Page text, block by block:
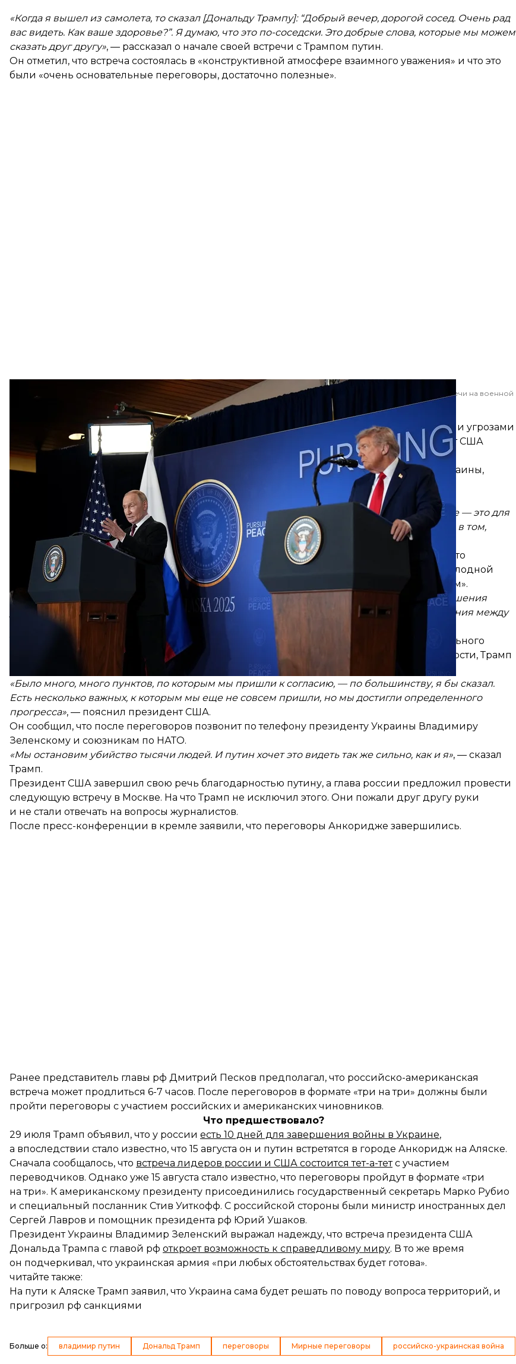
«Когда я вышел из самолета, то сказал [Дональду Трампу]: “Добрый вечер, дорогой сосед. Очень рад
вас видеть. Как ваше здоровье?”. Я думаю, что это по-соседски. Это добрые слова, которые мы можем
сказать друг другу», — рассказал о начале своей встречи с Трампом путин.
Он отметил, что встреча состоялась в «конструктивной атмосфере взаимного уважения» и что это
были «очень основательные переговоры, достаточно полезные».
Глава рф владимир путин и президент США Дональд Трамп проводят совместную пресс-конференцию после встречи на военной
базе Эльмендорф — Ричардсон, 15 августа 2025 года
Andrew Harnik / Getty Images
путин продолжил настаивать, что «проблемы с Украиной» связаны с «фундаментальными угрозами
безопасности россии». Но, по словам главы рф, администрация Трампа и сам президент США
пытаются понять «суть этого конфликта».
Глава рф согласился с президентом США, что должна быть обеспечена безопасность Украины,
и рассказал, что россия считает украинский народ «братским» и якобы заинтересована
в прекращении войны.
«Как бы странно это ни звучало при этих условиях. У нас одни корни, и все происходящее — это для
нас трагедия. И страшно рано. Поэтому страна (россия — ред.) искренне заинтересована в том,
чтобы положить этому конец»
, — заявил путин.
Он приветствовал восстановление коммуникации между рф и США, выразив мнение, что
двусторонние отношения между странами «упали до самой низкой точки со времен Холодной
войны». По его словам, такая ситуация «не идет на пользу обеим странам и миру в целом».
«Я ожидаю, что сегодняшние договоренности станут отправной точкой не только для решения
украинского вопроса, но и помогут нам возобновить деловые и прагматические отношения между
россией и США»
, — сказал путин.
Трамп со своей стороны подчеркнул, что он с путиным «достиг действительно значительного
прогресса», хотя и признал, что «не во всех пунктах удалось прийти к согласию». В частности, Трамп
заявил, что «нет соглашения» по завершению войны.
«Было много, много пунктов, по которым мы пришли к согласию, — по большинству, я бы сказал.
Есть несколько важных, к которым мы еще не совсем пришли, но мы достигли определенного
прогресса», — пояснил президент США.
Он сообщил, что после переговоров позвонит по телефону президенту Украины Владимиру
Зеленскому и союзникам по НАТО.
«Мы остановим убийство тысячи людей. И путин хочет это видеть так же сильно, как и я», — сказал
Трамп.
Президент США завершил свою речь благодарностью путину, а глава россии предложил провести
следующую встречу в Москве. На что Трамп не исключил этого. Они пожали друг другу руки
и не стали отвечать на вопросы журналистов.
После пресс-конференции в кремле заявили, что переговоры Анкоридже завершились.
Ранее представитель главы рф Дмитрий Песков предполагал, что российско-американская
встреча может продлиться 6-7 часов. После переговоров в формате «три на три» должны были
пройти переговоры с участием российских и американских чиновников.
Что предшествовало?
29 июля Трамп объявил, что у россии есть 10 дней для завершения войны в Украине,
а впоследствии стало известно, что 15 августа он и путин встретятся в городе Анкоридж на Аляске.
Сначала сообщалось, что встреча лидеров россии и США состоится тет-а-тетс участием
переводчиков. Однако уже 15 августа стало известно, что переговоры пройдут в формате «три
на три». К американскому президенту присоединились государственный секретарь Марко Рубио
и специальный посланник Стив Уиткофф. С российской стороны были министр иностранных дел
Сергей Лавров и помощник президента рф Юрий Ушаков.
Президент Украины Владимир Зеленский выражал надежду, что встреча президента США
Дональда Трампа с главой рф откроет возможность к справедливому миру. В то же время
он подчеркивал, что украинская армия «при любых обстоятельствах будет готова».
читайте также:
На пути к Аляске Трамп заявил, что Украина сама будет решать по поводу вопроса территорий, и
пригрозил рф санкциями
Больше о: владимир путин Дональд Трамп переговоры Мирные переговоры российско-украинская война